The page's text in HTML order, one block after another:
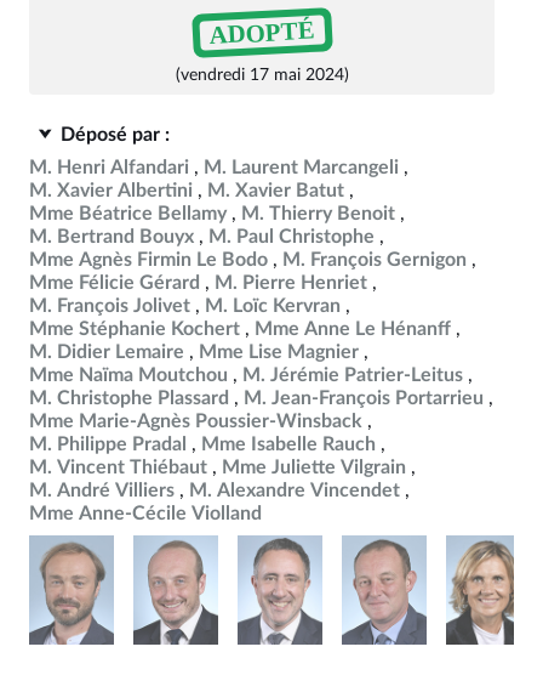
ADOPTÉ
(vendredi 17 mai 2024)
Déposé par :
M. Henri Alfandari
M. Laurent Marcangeli
M. Xavier Albertini
M. Xavier Batut
Mme Béatrice Bellamy
M. Thierry Benoit
M. Bertrand Bouyx
M. Paul Christophe
Mme Agnès Firmin Le Bodo
M. François Gernigon
Mme Félicie Gérard
M. Pierre Henriet
M. François Jolivet
M. Loïc Kervran
Mme Stéphanie Kochert
Mme Anne Le Hénanff
M. Didier Lemaire
Mme Lise Magnier
Mme Naïma Moutchou
M. Jérémie Patrier-Leitus
M. Christophe Plassard
M. Jean-François Portarrieu
Mme Marie-Agnès Poussier-Winsback
M. Philippe Pradal
Mme Isabelle Rauch
M. Vincent Thiébaut
Mme Juliette Vilgrain
M. André Villiers
M. Alexandre Vincendet
Mme Anne-Cécile Violland